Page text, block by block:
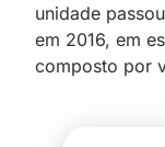
unidade
em 2016, em
composto por